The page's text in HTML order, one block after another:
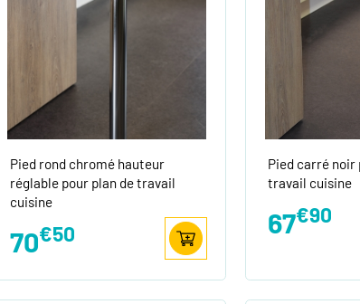
Pied rond chromé hauteur
réglable pour plan de travail
cuisine
70€50
Pied carré noir
travail cuisine
67€90